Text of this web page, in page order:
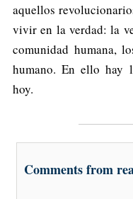
aquellos
vivir en la verdad: la
comunidad humana,
humano. En ello hay
hoy.
Comments from